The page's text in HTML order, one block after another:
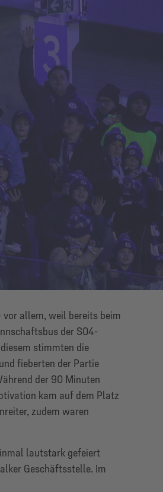
allem, weil bereits beim
der S04-
stimmten die
fieberten der Partie
der 90 Minuten
kam auf dem Platz
zudem waren
lautstark gefeiert
Geschäftsstelle. Im